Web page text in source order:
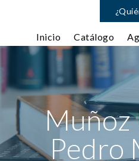
Inicio Catálogo
Muñoz
Pedro